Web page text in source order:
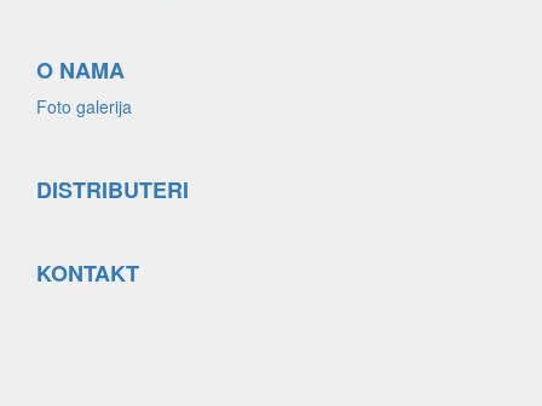
O NAMA
Foto galerija
DISTRIBUTERI
KONTAKT